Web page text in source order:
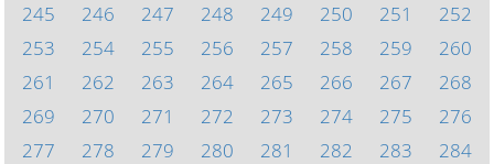
245
246 247 248 249 250 251
252
253
254 255 256 257 258 259
260
261
262 263 264 265 266 267
268
269
270 271 272 273 274 275
276
277
278 279 280 281 282 283
284